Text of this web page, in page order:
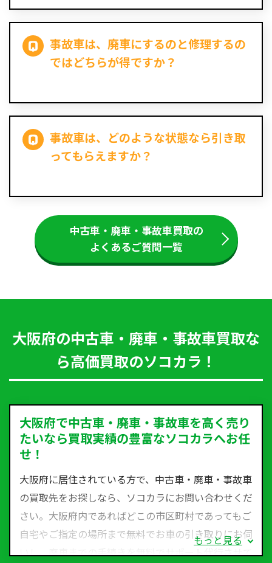
事故車は、廃車にするのと修理するの
ではどちらが得ですか？
事故車は、どのような状態なら引き取
ってもらえますか？
中古車・廃車・事故車買取の
よくあるご質問一覧
大阪府の中古車・廃車・事故車買取な
ら高価買取のソコカラ！
大阪府で中古車・廃車・事故車を高く売り
たいなら買取実績の豊富なソコカラへお任
せ！
大阪府に居住されている方で、中古車・廃車・事故車
の買取先をお探しなら、ソコカラにお問い合わせくだ
さい。大阪府内であればどこの市区町村であってもご
自宅やご指定の場所まで無料でお車の引き取りにお伺
いし、廃車までの手続きを無料でサポート代行させて
もっと見る